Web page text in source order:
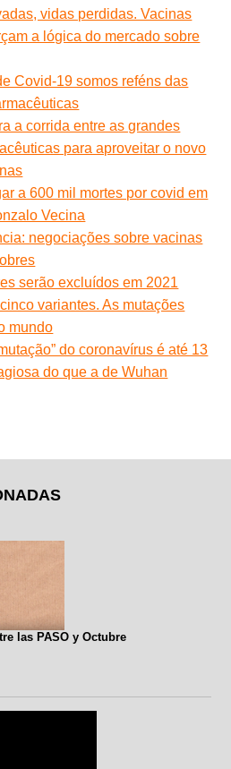
vidas perdidas. Vacinas
a lógica do mercado sobre
Covid-19 somos reféns das
a corrida entre as grandes
para aproveitar o novo
a 600 mil mortes por covid em
Vecina
negociações sobre vacinas
serão excluídos em 2021
variantes. As mutações
mundo
do coronavírus é até 13
do que a de Wuhan
las PASO y Octubre